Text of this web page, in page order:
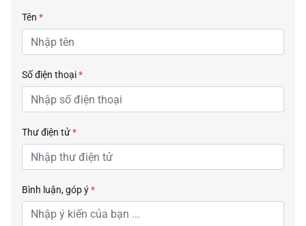
Tên *
Số điện thoại*
Thư điện tử*
Bình luận, góp ý*